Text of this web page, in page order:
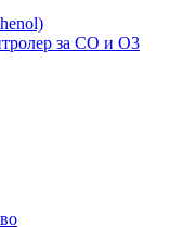
за CO и O3